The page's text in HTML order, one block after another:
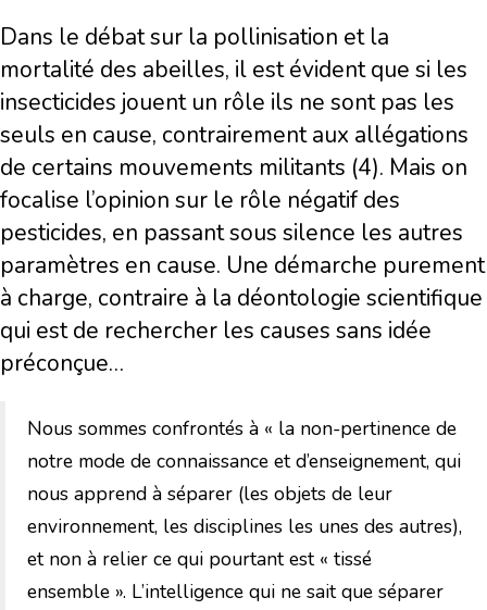
Dans le débat sur la pollinisation et la
mortalité des abeilles, il est évident que si les
insecticides jouent un rôle ils ne sont pas les
seuls en cause, contrairement aux allégations
de certains mouvements militants (4). Mais on
focalise l’opinion sur le rôle négatif des
pesticides, en passant sous silence les autres
paramètres en cause. Une démarche purement
à charge, contraire à la déontologie scientifique
qui est de rechercher les causes sans idée
préconçue…
Nous sommes confrontés à « la non-pertinence de
notre mode de connaissance et d’enseignement, qui
nous apprend à séparer (les objets de leur
environnement, les disciplines les unes des autres),
et non à relier ce qui pourtant est « tissé
ensemble ». L’intelligence qui ne sait que séparer